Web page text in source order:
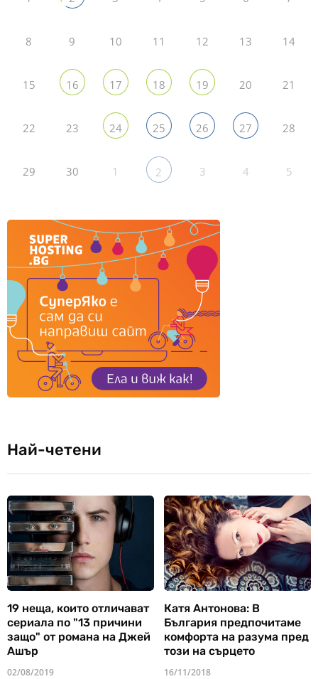
8 9 10 11 12 13 14
15 16 17 18 19 20 21
22 23 24 25 26 27 28
29 30 1 2 3 4 5
Най-четени
19 неща, които отличават
сериала по "13 причини
защо" от романа на Джей
Ашър
02/08/2019
Катя Антонова: В
България предпочитаме
комфорта на разума пред
този на сърцето
16/11/2018